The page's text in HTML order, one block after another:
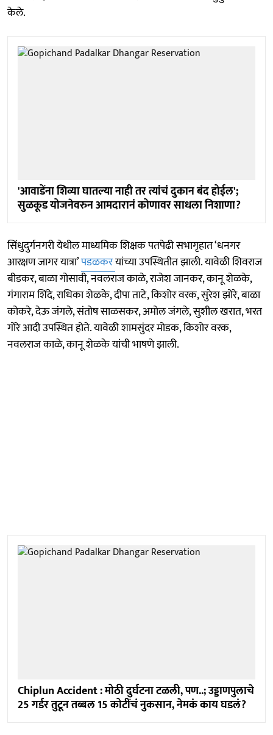
केले.
'आवाडेंना शिव्या घातल्या नाही तर त्यांचं दुकान बंद होईल';
सुळकूड योजनेवरुन आमदारानं कोणावर साधला निशाणा?
सिंधुदुर्गनगरी येथील माध्यमिक शिक्षक पतपेढी सभागृहात ‘धनगर
आरक्षण जागर यात्रा’पडळकरयांच्या उपस्थितीत झाली. यावेळी शिवराज
बीडकर, बाळा गोसावी, नवलराज काळे, राजेश जानकर, कानू शेळके,
गंगाराम शिंदे, राधिका शेळके, दीपा ताटे, किशोर वरक, सुरेश झोरे, बाळा
कोकरे, देऊ जंगले, संतोष साळसकर, अमोल जंगले, सुशील खरात, भरत
गोरे आदी उपस्थित होते. यावेळी शामसुंदर मोडक, किशोर वरक,
नवलराज काळे, कानू शेळके यांची भाषणे झाली.
Chiplun Accident : मोठी दुर्घटना टळली, पण..; उड्डाणपुलाचे
25 गर्डर तुटून तब्बल 15 कोटींचं नुकसान, नेमकं काय घडलं?